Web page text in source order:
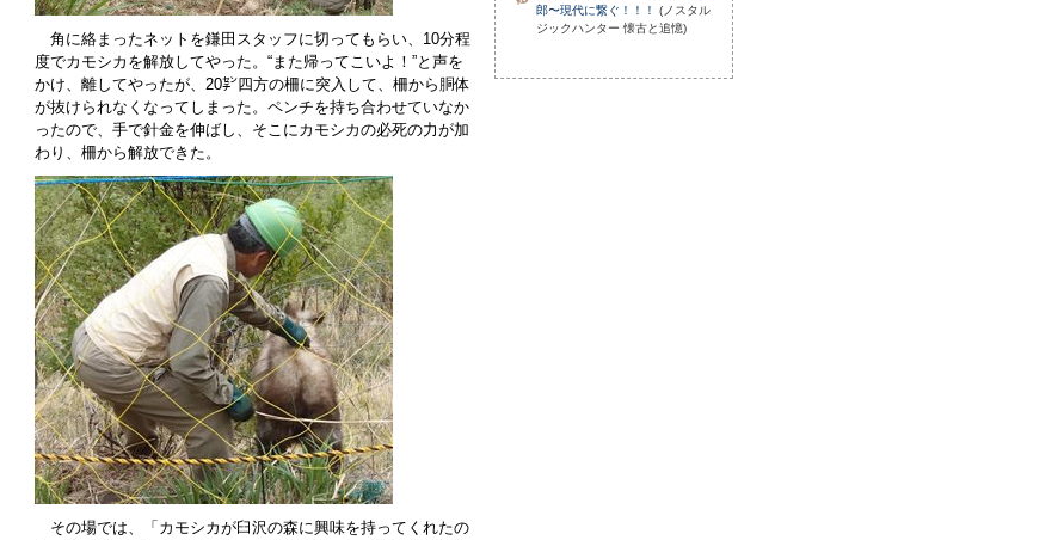
角に絡まったネットを鎌田スタッフに切ってもらい、10分程
度でカモシカを解放してやった。“また帰ってこいよ！”と声を
かけ、離してやったが、20㌢四方の柵に突入して、柵から胴体
が抜けられなくなってしまった。ペンチを持ち合わせていなか
ったので、手で針金を伸ばし、そこにカモシカの必死の力が加
わり、柵から解放できた。
その場では、「カモシカが臼沢の森に興味を持ってくれたの
郎〜現代に繋ぐ！！！
(ノスタル
ジックハンター 懐古と追憶)